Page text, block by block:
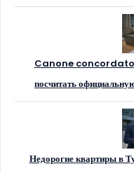
Canone concordato и
посчитать
Недорогие квартиры в